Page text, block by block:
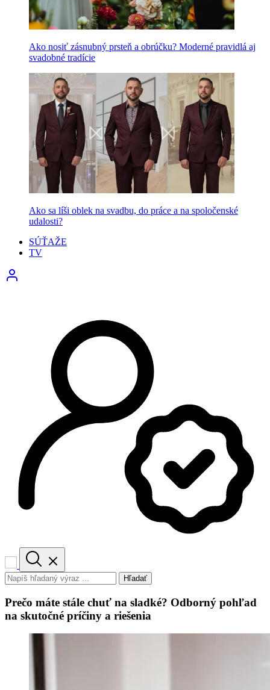
Ako nosiť zásnubný prsteň a obrúčku? Moderné pravidlá aj
svadobné tradície
Ako sa líši oblek na svadbu, do práce a na spoločenské
udalosti?
SÚŤAŽE
TV
Hľadať
Prečo máte stále chuť na sladké? Odborný pohľad
na skutočné príčiny a riešenia